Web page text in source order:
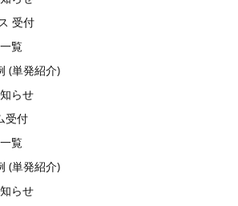
受付
覧
(単発紹介)
らせ
受付
覧
(単発紹介)
らせ